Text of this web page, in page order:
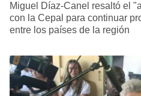
Miguel Díaz-Canel resaltó el
con la Cepal para continuar
entre los países de la región